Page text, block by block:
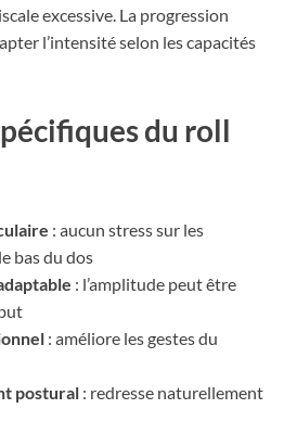
excessive. La progression
l’intensité selon les capacités
du roll
: aucun stress sur les
bas du dos
: l’amplitude peut être
: améliore les gestes du
postural : redresse naturellement